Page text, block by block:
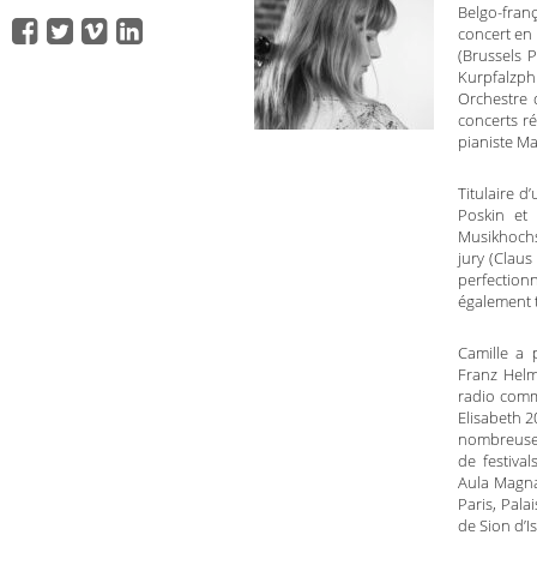
Belgo-
concert en
(Brussels
Orchestre
concerts
pianiste
Titulaire
Poskin
jury
également
Camille a
Franz
radio
Elisabeth
de
Aula
Paris,
de Sion